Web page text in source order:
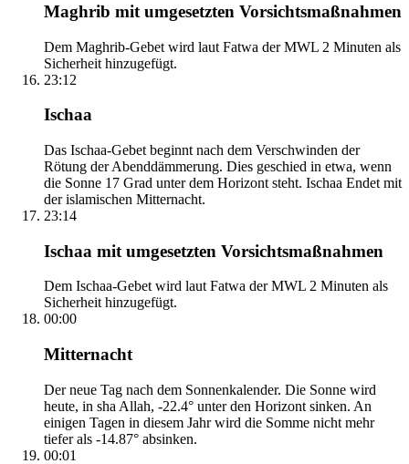
Maghrib mit umgesetzten Vorsichtsmaßnahmen
Dem Maghrib-Gebet wird laut Fatwa der MWL 2 Minuten als
Sicherheit hinzugefügt.
23:12
Ischaa
Das Ischaa-Gebet beginnt nach dem Verschwinden der
Rötung der Abenddämmerung. Dies geschied in etwa, wenn
die Sonne 17 Grad unter dem Horizont steht. Ischaa Endet mit
der islamischen Mitternacht.
23:14
Ischaa mit umgesetzten Vorsichtsmaßnahmen
Dem Ischaa-Gebet wird laut Fatwa der MWL 2 Minuten als
Sicherheit hinzugefügt.
00:00
Mitternacht
Der neue Tag nach dem Sonnenkalender. Die Sonne wird
heute, in sha Allah, -22.4° unter den Horizont sinken. An
einigen Tagen in diesem Jahr wird die Somme nicht mehr
tiefer als -14.87° absinken.
00:01